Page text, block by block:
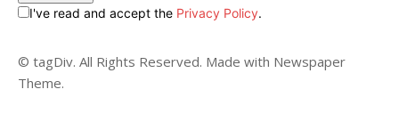
I've read and accept the Privacy Policy.
© tagDiv. All Rights Reserved. Made with Newspaper
Theme.